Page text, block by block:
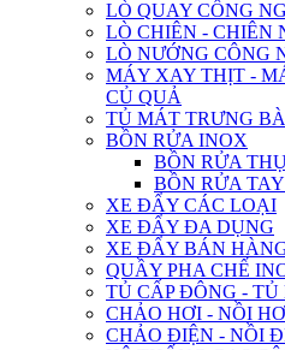
LÒ QUAY CÔNG
LÒ CHIÊN - CHIÊN
LÒ NƯỚNG CÔNG
MÁY XAY THỊT -
CỦ QUẢ
TỦ MÁT TRƯNG
BỒN RỬA INOX
BỒN RỬA
BỒN RỬA
XE ĐẨY CÁC LOẠI
XE ĐẨY ĐA DỤNG
XE ĐẨY BÁN
QUẦY PHA CHẾ
TỦ CẤP ĐÔNG -
CHẢO HƠI - NỒI
CHẢO ĐIỆN - NỒI